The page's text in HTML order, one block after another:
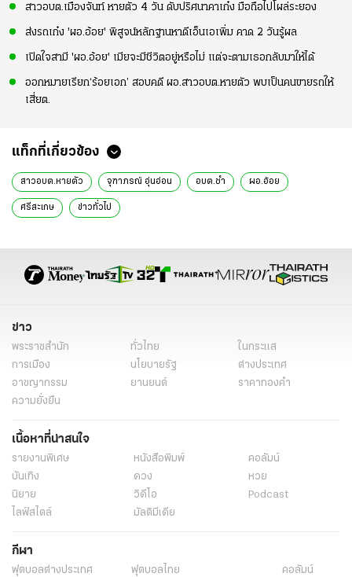
สาวอบต.เมืองจันท์ หายตัว 4 วัน ดับปริศนาคาเก๋ง มือถือไปโผล่ระยอง
ส่งรถเก๋ง 'ผอ.อ้อย' พิสูจน์หลักฐานหาดีเอ็นเอเพิ่ม คาด 2 วันรู้ผล
เปิดใจสามี 'ผอ.อ้อย' เมียจะมีชีวิตอยู่หรือไม่ แต่จะตามเธอกลับมาให้ได้
ออกหมายเรียก‘ร้อยเอก’ สอบคดี ผอ.สาวอบต.หายตัว พบเป็นคนขายรถให้
เสี่ยต.
แท็กที่เกี่ยวข้อง
สาวอบต.หายตัว จุฑาภรณ์ อุ่นอ่อน อบต.ชำ ผอ.อ้อย
ศรีสะเกษ ข่าวทั่วไป
ข่าว
พระราชสำนัก ทั่วไทย
ในกระแส
การเมือง
นโยบายรัฐ
ต่างประเทศ
อาชญากรรม
ยานยนต์
ราคาทองคำ
ความยั่งยืน
เนื้อหาที่น่าสนใจ
รายงานพิเศษ หนังสือพิมพ์
คอลัมน์
บันเทิง
ดวง
หวย
นิยาย
วิดีโอ
Podcast
ไลฟ์สไตล์
มัลติมีเดีย
กีฬา
ฟุตบอลต่่างประเทศ ฟุตบอลไทย
คอลัมน์